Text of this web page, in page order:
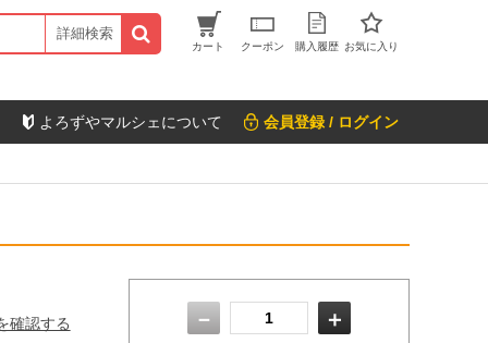
詳細検索
カート クーポン 購入履歴 お気に入り
よろずやマルシェについて 会員登録 / ログイン
確認する － ＋